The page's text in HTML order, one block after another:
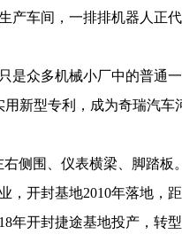
车间，一排排机器人正
众多机械小厂中的普通
新型专利，成为奇瑞汽
围、仪表横梁、脚踏板
，开封基地2010年落地，
年开封捷途基地投产，转